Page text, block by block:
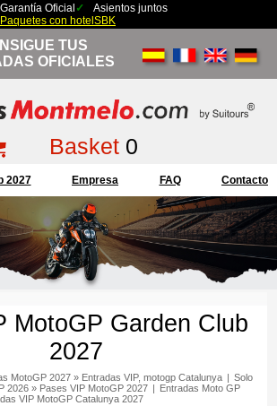
Garantía Oficial
Asientos juntos
Paquetes con hotel SBK
TUS
OFICIALES
Basket0
2027 Empresa FAQ Contacto
MotoGP Garden Club
2027
MotoGP 2027» Entradas VIP, motogp Catalunya
Solo
2026» Pases VIP MotoGP 2027
Entradas Moto GP
VIP MotoGP Catalunya 2027